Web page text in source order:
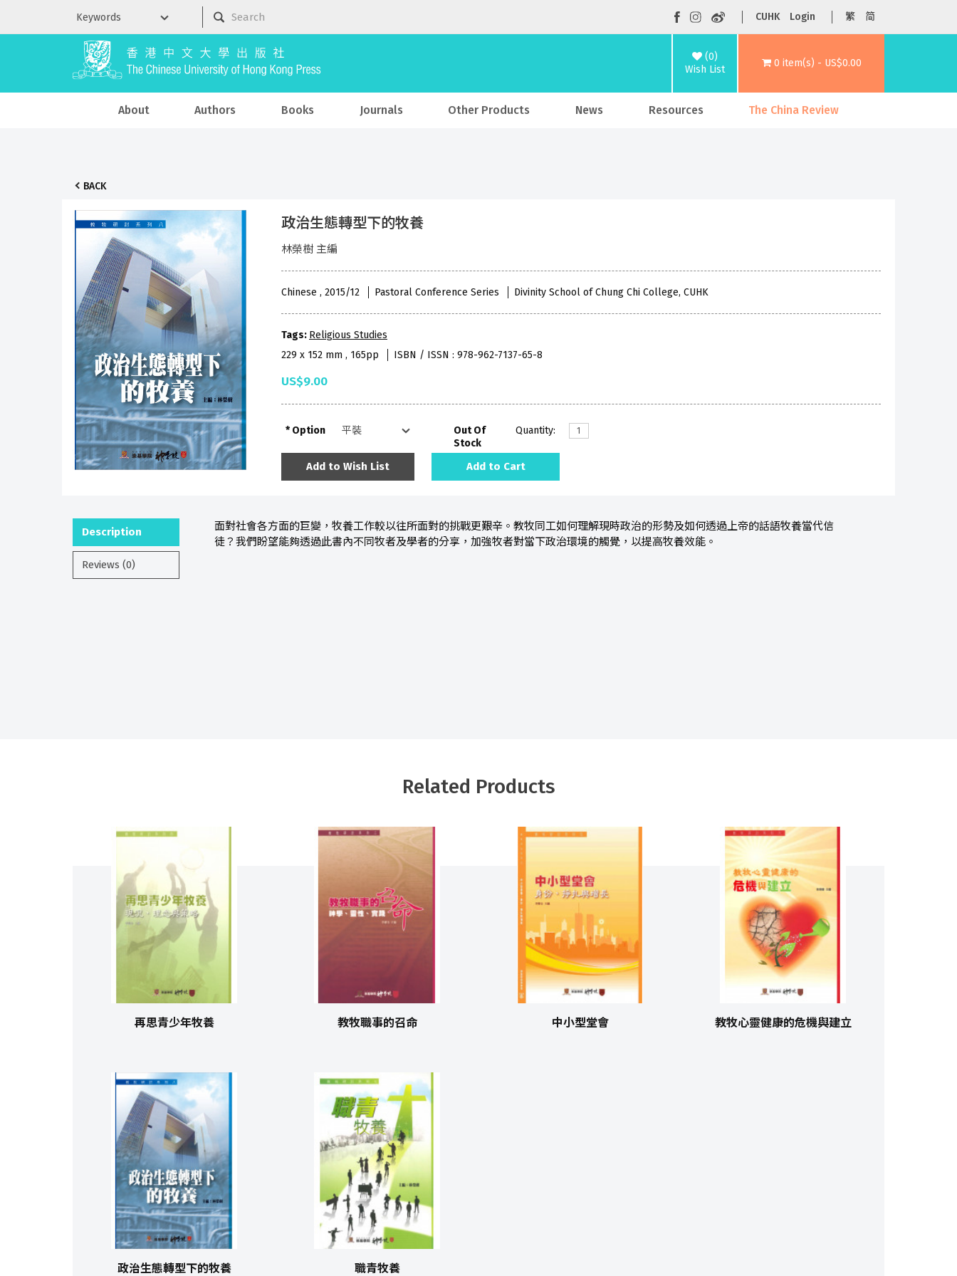
CUHK Login 繁 简
(0)
Wish List
0 item(s) - US$0.00
About Authors Books Journals Other Products News Resources The China Review
BACK
政治生態轉型下的牧養
林榮樹 主編
Chinese , 2015/12 Pastoral Conference Series Divinity School of Chung Chi College, CUHK
Tags: Religious Studies
229 x 152 mm , 165pp
ISBN / ISSN : 978-962-7137-65-8
US$9.00
Option
Out Of
Stock
Quantity:
Add to Wish List Add to Cart
Description
Reviews (0)
面對社會各方面的巨變，牧養工作較以往所面對的挑戰更艱辛。教牧同工如何理解現時政治的形勢及如何透過上帝的話語牧養當代信
徒？我們盼望能夠透過此書內不同牧者及學者的分享，加強牧者對當下政治環境的觸覺，以提高牧養效能。
Related Products
再思青少年牧養 教牧職事的召命 中小型堂會 教牧心靈健康的危機與建立
政治生態轉型下的牧養 職青牧養